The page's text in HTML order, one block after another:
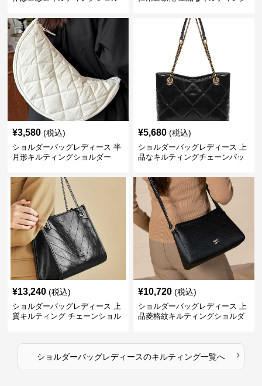
¥3,580 (税込)
ショルダーバッグレディース 半
月形キルティングショルダー
¥5,680 (税込)
ショルダーバッグレディース 上
品なキルティングチェーンバッ
¥13,240 (税込)
ショルダーバッグレディース 上
質キルティング チェーンショル
¥10,720 (税込)
ショルダーバッグレディース 上
品菱格紋キルティングショルダ
ショルダーバッグレディースのキルティング一覧へ ›